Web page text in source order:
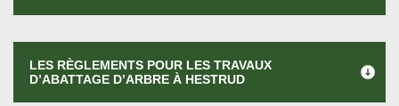
LES RÈGLEMENTS POUR LES TRAVAUX
D’ABATTAGE D’ARBRE À HESTRUD